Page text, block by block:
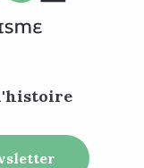
l'histoire